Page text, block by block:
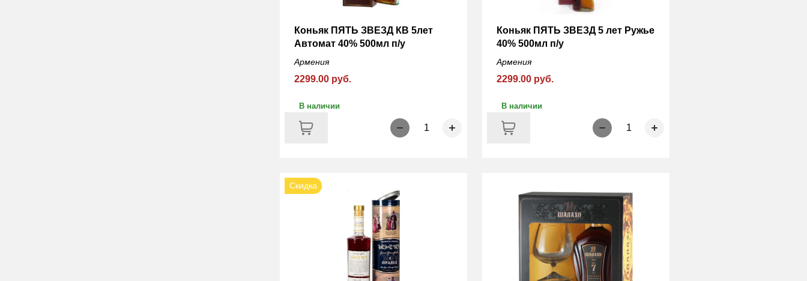
Коньяк ПЯТЬ ЗВЕЗД КВ 5лет
Автомат 40% 500мл п/у
Армения
2299.00 руб.
В наличии
1
Коньяк ПЯТЬ ЗВЕЗД 5 лет Ружье
40% 500мл п/у
Армения
2299.00 руб.
В наличии
1
Скидка